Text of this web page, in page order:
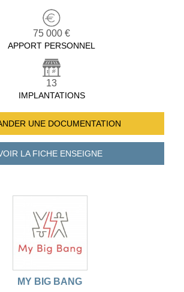
75 000 €
APPORT PERSONNEL
13
IMPLANTATIONS
UNE DOCUMENTATION
LA FICHEENSEIGNE
MY BIG BANG